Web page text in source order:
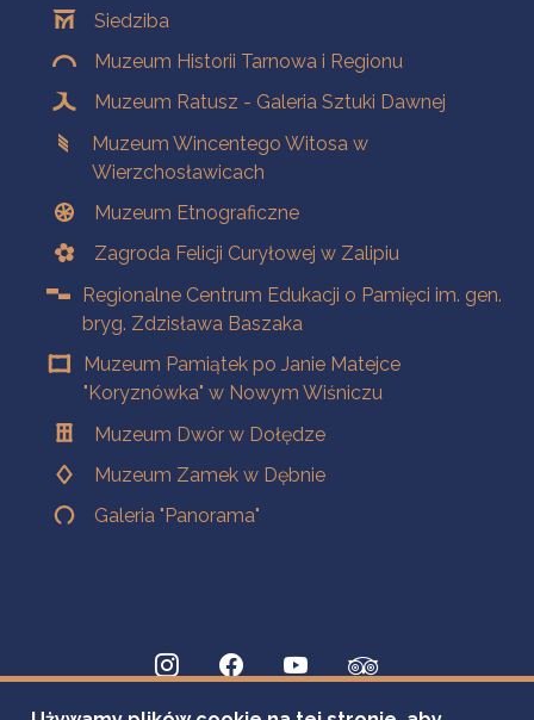
Siedziba
Muzeum Historii Tarnowa i Regionu
Muzeum Ratusz - Galeria Sztuki Dawnej
Muzeum Wincentego Witosa w
Wierzchosławicach
Muzeum Etnograficzne
Zagroda Felicji Curyłowej w Zalipiu
Regionalne Centrum Edukacji o Pamięci im. gen.
bryg. Zdzisława Baszaka
Muzeum Pamiątek po Janie Matejce
"Koryznówka" w Nowym Wiśniczu
Muzeum Dwór w Dołędze
Muzeum Zamek w Dębnie
Galeria "Panorama"